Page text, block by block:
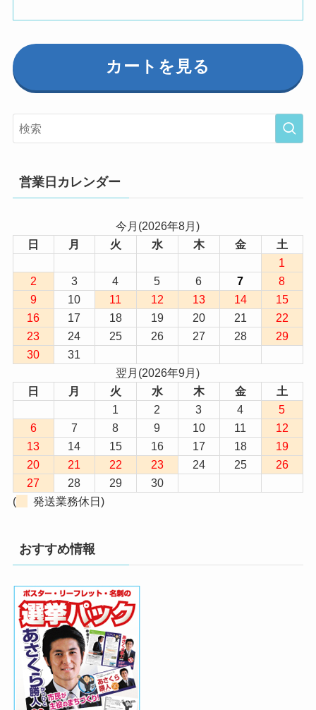
カートを見る
営業日カレンダー
今月(2026年8月)
日
月 火 水 木 金
土
1
2
3 4 5 6 7
8
9
10 11 12 13 14
15
16
17 18 19 20 21
22
23
24 25 26 27 28
29
30
31
翌月(2026年9月)
日
月 火 水 木 金
土
1
2 3 4
5
6
7 8 9 10 11
12
13
14 15 16 17 18
19
20
21 22 23 24 25
26
27
28 29
30
(
発送業務休日)
おすすめ情報